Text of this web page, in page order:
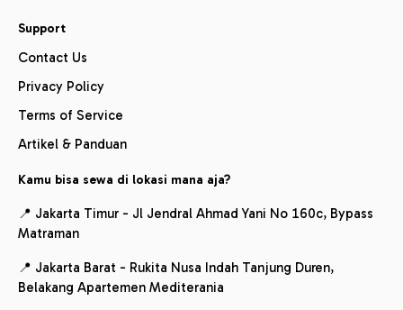
Support
Contact Us
Privacy Policy
Terms of Service
Artikel & Panduan
Kamu bisa sewa di lokasi mana aja?
📍 Jakarta Timur - Jl Jendral Ahmad Yani No 160c, Bypass
Matraman
📍 Jakarta Barat - Rukita Nusa Indah Tanjung Duren,
Belakang Apartemen Mediterania